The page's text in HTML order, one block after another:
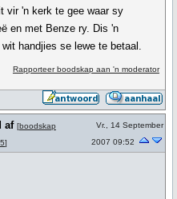
vir 'n kerk te gee waar sy
en met Benze ry. Dis 'n
handjies se lewe te betaal.
Rapporteer boodskap aan 'n moderator
af [boodskap
]
Vr., 14 September
2007 09:52